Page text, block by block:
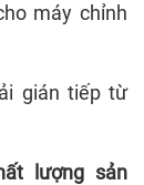
máy chỉnh
gián tiếp từ
lượng sản